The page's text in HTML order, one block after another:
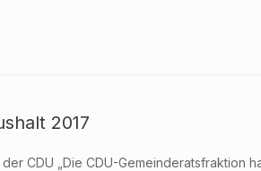
2017
CDU „Die CDU-Gemeinderatsfraktion